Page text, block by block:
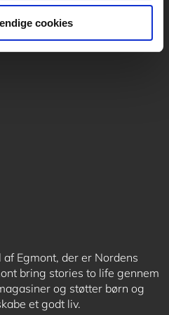
cookies
Egmont, der er Nordens
bring stories to life gennem
og støtter børn og
et godt liv.